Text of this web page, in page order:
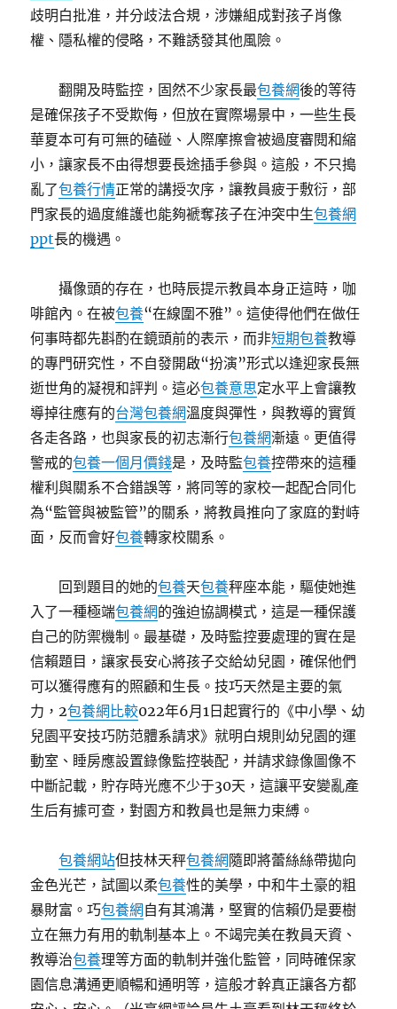
歧明白批准，并分歧法合規，涉嫌組成對孩子肖像
權、隱私權的侵略，不難誘發其他風險。
翻開及時監控，固然不少家長最包養網後的等待
是確保孩子不受欺侮，但放在實際場景中，一些生長
華夏本可有可無的磕碰、人際摩擦會被過度審閱和縮
小，讓家長不由得想要長途插手參與。這般，不只搗
亂了包養行情正常的講授次序，讓教員疲于敷衍，部
門家長的過度維護也能夠褫奪孩子在沖突中生包養網
ppt長的機遇。
攝像頭的存在，也時辰提示教員本身正這時，咖
啡館內。在被包養“在線圍不雅”。這使得他們在做任
何事時都先斟酌在鏡頭前的表示，而非短期包養教導
的專門研究性，不自發開啟“扮演”形式以逢迎家長無
逝世角的凝視和評判。這必包養意思定水平上會讓教
導掉往應有的台灣包養網溫度與彈性，與教導的實質
各走各路，也與家長的初志漸行包養網漸遠。更值得
警戒的包養一個月價錢是，及時監包養控帶來的這種
權利與關系不合錯誤等，將同等的家校一起配合同化
為“監管與被監管”的關系，將教員推向了家庭的對峙
面，反而會好包養轉家校關系。
回到題目的她的包養天包養秤座本能，驅使她進
入了一種極端包養網的強迫協調模式，這是一種保護
自己的防禦機制。最基礎，及時監控要處理的實在是
信賴題目，讓家長安心將孩子交給幼兒園，確保他們
可以獲得應有的照顧和生長。技巧天然是主要的氣
力，2包養網比較022年6月1日起實行的《中小學、幼
兒園平安技巧防范體系請求》就明白規則幼兒園的運
動室、睡房應設置錄像監控裝配，并請求錄像圖像不
中斷記載，貯存時光應不少于30天，這讓平安變亂產
生后有據可查，對園方和教員也是無力束縛。
包養網站但技林天秤包養網 隨即將蕾絲絲帶拋向
金色光芒，試圖以柔包養性的美學，中和牛土豪的粗
暴財富。巧包養網 自有其鴻溝，堅實的信賴仍是要樹
立在無力有用的軌制基本上。不竭完美在教員天資、
教導治包養理等方面的軌制并強化監管，同時確保家
園信息溝通更順暢和通明等，這般才幹真正讓各方都